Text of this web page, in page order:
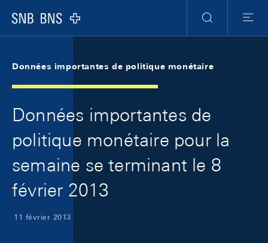
Logo
RechercheMenu
Données importantes de politique monétaire
Données importantes de
politique monétaire pour la
semaine se terminant le 8
février 2013
11 février 2013